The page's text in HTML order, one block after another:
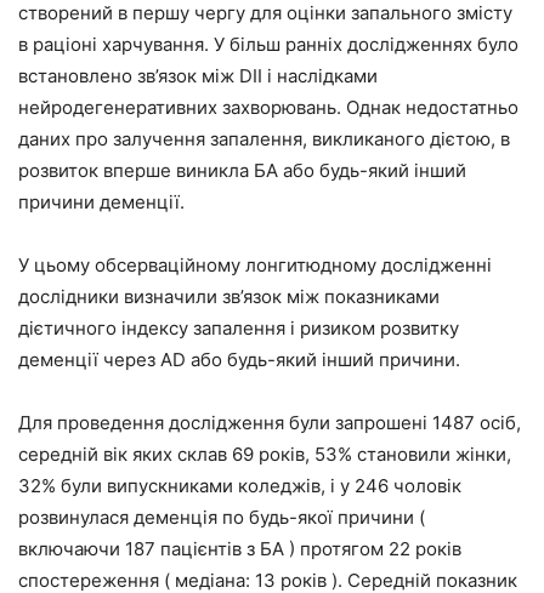
створений в першу чергу для оцінки запального змісту
в раціоні харчування. У більш ранніх дослідженнях було
встановлено зв’язок між DII і наслідками
нейродегенеративних захворювань. Однак недостатньо
даних про залучення запалення, викликаного дієтою, в
розвиток вперше виникла БА або будь-який інший
причини деменції.
У цьому обсерваційному лонгитюдному дослідженні
дослідники визначили зв’язок між показниками
дієтичного індексу запалення і ризиком розвитку
деменції через AD або будь-який інший причини.
Для проведення дослідження були запрошені 1487 осіб,
середній вік яких склав 69 років, 53% становили жінки,
32% були випускниками коледжів, і у 246 чоловік
розвинулася деменція по будь-якої причини (
включаючи 187 пацієнтів з БА ) протягом 22 років
спостереження ( медіана: 13 років ). Середній показник